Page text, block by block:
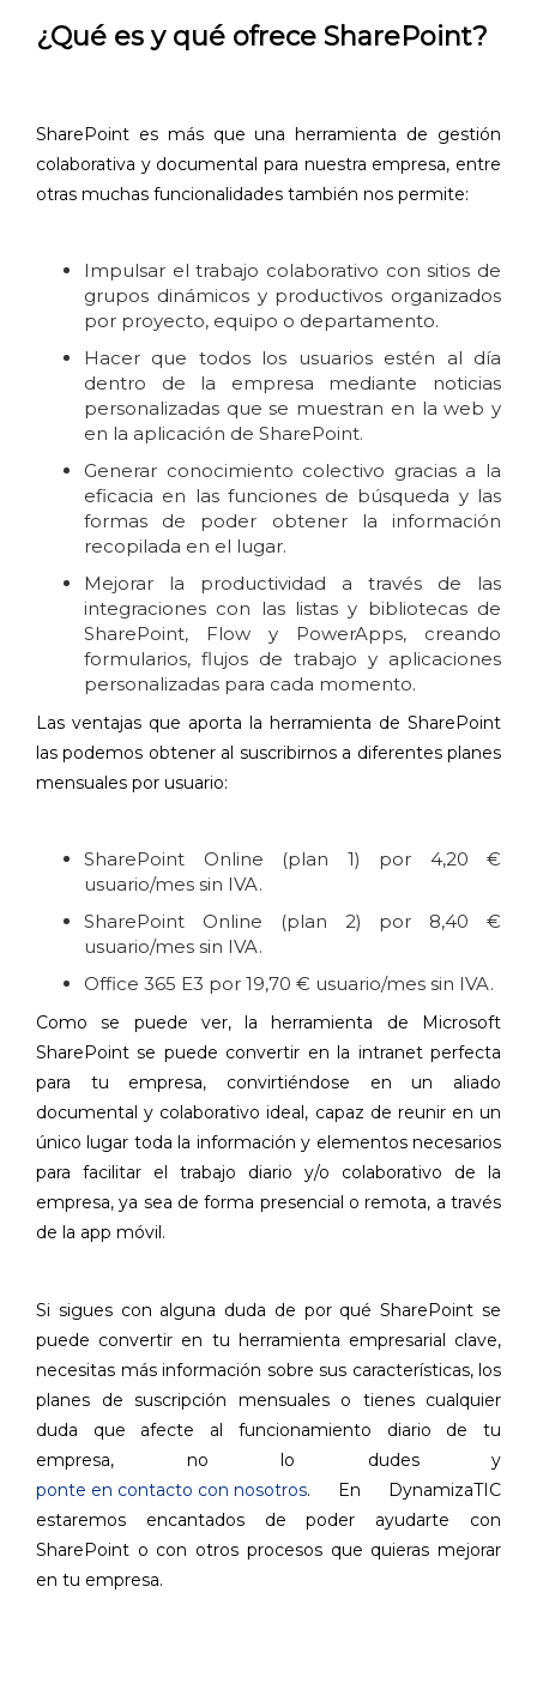
¿Qué es y qué ofrece SharePoint?
SharePoint es más que una herramienta de gestión
colaborativa y documental para nuestra empresa, entre
otras muchas funcionalidades también nos permite:
Impulsar el trabajo colaborativo con sitios de
grupos dinámicos y productivos organizados
por proyecto, equipo o departamento.
Hacer que todos los usuarios estén al día
dentro de la empresa mediante noticias
personalizadas que se muestran en la web y
en la aplicación de SharePoint.
Generar conocimiento colectivo gracias a la
eficacia en las funciones de búsqueda y las
formas de poder obtener la información
recopilada en el lugar.
Mejorar la productividad a través de las
integraciones con las listas y bibliotecas de
SharePoint, Flow y PowerApps, creando
formularios, flujos de trabajo y aplicaciones
personalizadas para cada momento.
Las ventajas que aporta la herramienta de SharePoint
las podemos obtener al suscribirnos a diferentes planes
mensuales por usuario:
SharePoint Online (plan 1) por 4,20 €
usuario/mes sin IVA.
SharePoint Online (plan 2) por 8,40 €
usuario/mes sin IVA.
Office 365 E3 por 19,70 € usuario/mes sin IVA.
Como se puede ver, la herramienta de Microsoft
SharePoint se puede convertir en la intranet perfecta
para tu empresa, convirtiéndose en un aliado
documental y colaborativo ideal, capaz de reunir en un
único lugar toda la información y elementos necesarios
para facilitar el trabajo diario y/o colaborativo de la
empresa, ya sea de forma presencial o remota, a través
de la app móvil.
Si sigues con alguna duda de por qué SharePoint se
puede convertir en tu herramienta empresarial clave,
necesitas más información sobre sus características, los
planes de suscripción mensuales o tienes cualquier
duda que afecte al funcionamiento diario de tu
empresa, no lo dudes y
ponte en contacto con nosotros. En DynamizaTIC
estaremos encantados de poder ayudarte con
SharePoint o con otros procesos que quieras mejorar
en tu empresa.